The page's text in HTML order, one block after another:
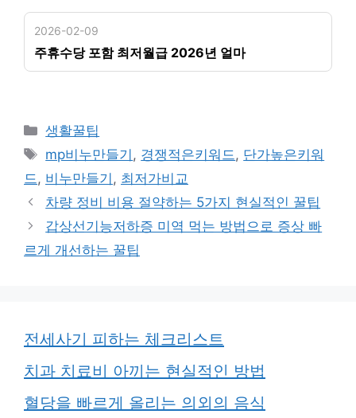
2026-02-09
주휴수당 포함 최저월급 2026년 얼마
카
테
고
리
생활꿀팁
태
그
mp비누만들기 , 경쟁적은키워드, 단가높은키워
드, 비누만들기 , 최저가비교
차량 정비 비용 절약하는 5가지 현실적인 꿀팁
갑상선기능저하증 미역 먹는 방법으로 증상 빠
르게 개선하는 꿀팁
전세사기 피하는 체크리스트
치과 치료비 아끼는 현실적인 방법
혈당을 빠르게 올리는 의외의 음식